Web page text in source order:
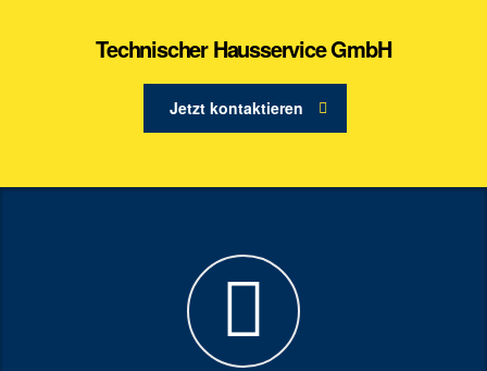
Technischer Hausservice GmbH
Jetzt kontaktieren